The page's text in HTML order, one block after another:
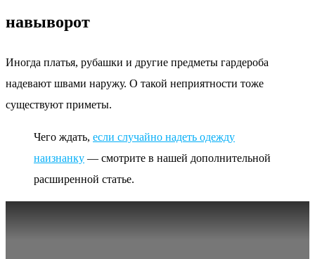
навыворот
Иногда платья, рубашки и другие предметы гардероба
надевают швами наружу. О такой неприятности тоже
существуют приметы.
Чего ждать, если случайно надеть одежду
наизнанку — смотрите в нашей дополнительной
расширенной статье.